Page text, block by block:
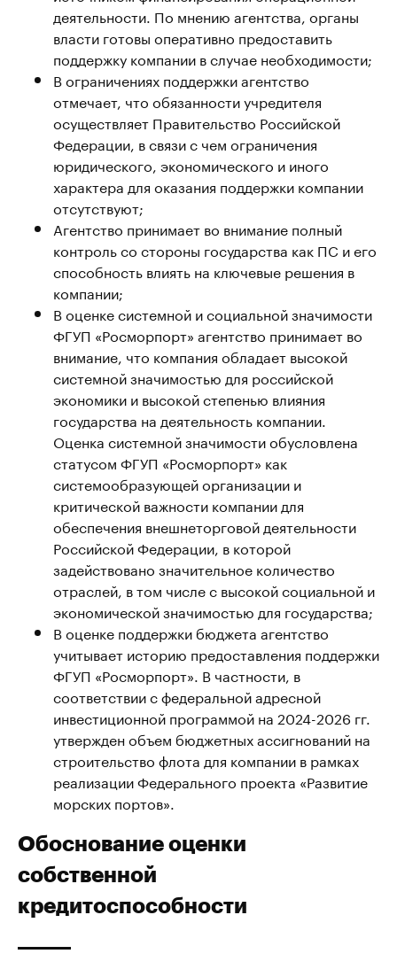
деятельности. По мнению агентства, органы
власти готовы оперативно предоставить
поддержку компании в случае необходимости;
В ограничениях поддержки агентство
отмечает, что обязанности учредителя
осуществляет Правительство Российской
Федерации, в связи с чем ограничения
юридического, экономического и иного
характера для оказания поддержки компании
отсутствуют;
Агентство принимает во внимание полный
контроль со стороны государства как ПС и его
способность влиять на ключевые решения в
компании;
В оценке системной и социальной значимости
ФГУП «Росморпорт» агентство принимает во
внимание, что компания обладает высокой
системной значимостью для российской
экономики и высокой степенью влияния
государства на деятельность компании.
Оценка системной значимости обусловлена
статусом ФГУП «Росморпорт» как
системообразующей организации и
критической важности компании для
обеспечения внешнеторговой деятельности
Российской Федерации, в которой
задействовано значительное количество
отраслей, в том числе с высокой социальной и
экономической значимостью для государства;
В оценке поддержки бюджета агентство
учитывает историю предоставления поддержки
ФГУП «Росморпорт». В частности, в
соответствии с федеральной адресной
инвестиционной программой на 2024-2026 гг.
утвержден объем бюджетных ассигнований на
строительство флота для компании в рамках
реализации Федерального проекта «Развитие
морских портов».
Обоснование оценки
собственной
кредитоспособности